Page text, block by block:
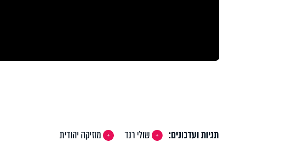
תגיות ועדכונים: שולי רנד מוזיקה יהודית